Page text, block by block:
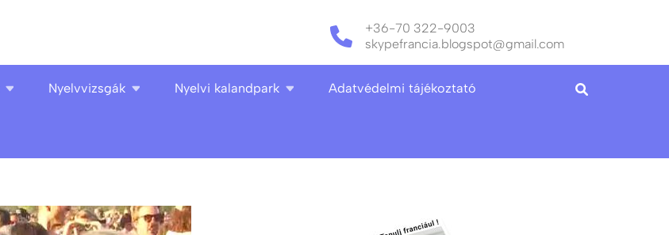
+36-70 322-9003
skypefrancia.blogspot@gmail.com
Nyelvvizsgák Nyelvi kalandpark Adatvédelmi tájékoztató